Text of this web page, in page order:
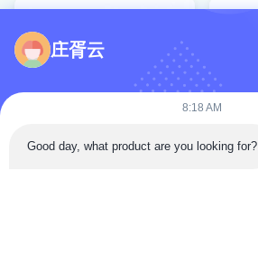
庄胥云
8:18 AM
Good day, what product are you looking for?